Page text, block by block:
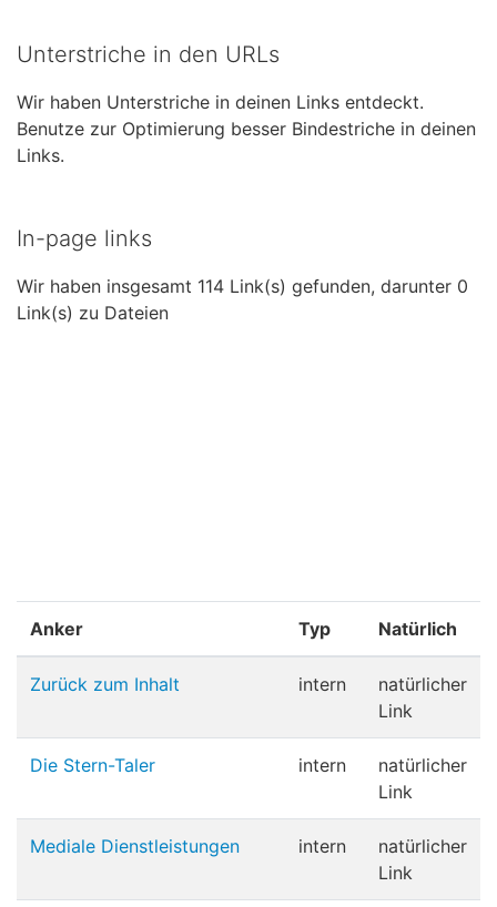
Unterstriche in den URLs
Wir haben Unterstriche in deinen Links entdeckt.
Benutze zur Optimierung besser Bindestriche in deinen
Links.
In-page links
Wir haben insgesamt 114 Link(s) gefunden, darunter 0
Link(s) zu Dateien
Anker Typ Natürlich
Zurück zum Inhalt intern
natürlicher
Link
Die Stern-Taler intern
natürlicher
Link
Mediale Dienstleistungen intern
natürlicher
Link